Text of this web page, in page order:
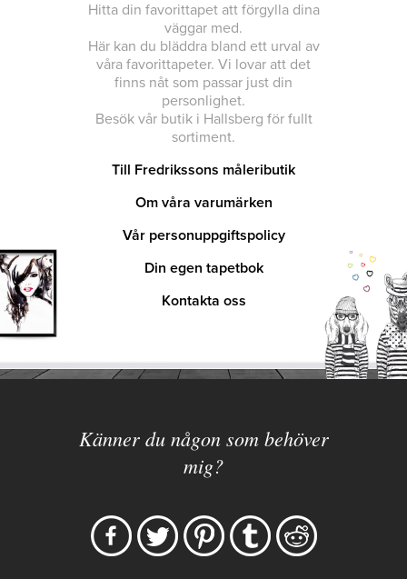
Hitta din favorittapet att förgylla dina
väggar med.
Här kan du bläddra bland ett urval av
våra favorittapeter. Vi lovar att det
finns nåt som passar just din
personlighet.
Besök vår butik i Hallsberg för fullt
sortiment.
Till Fredrikssons måleributik
Om våra varumärken
Vår personuppgiftspolicy
Din egen tapetbok
Kontakta oss
Känner du någon som behöver
mig?